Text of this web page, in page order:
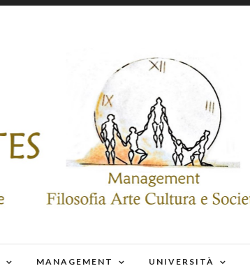
MANAGEMENT UNIVERSITÀ